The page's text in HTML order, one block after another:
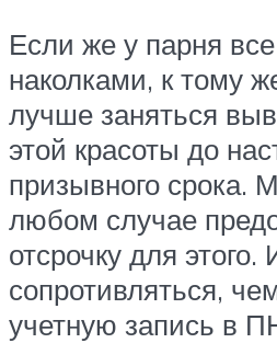
Если же у парня
наколками, к тому
лучше заняться
этой красоты до
призывного срока.
любом случае
отсрочку для
сопротивляться,
учетную запись в